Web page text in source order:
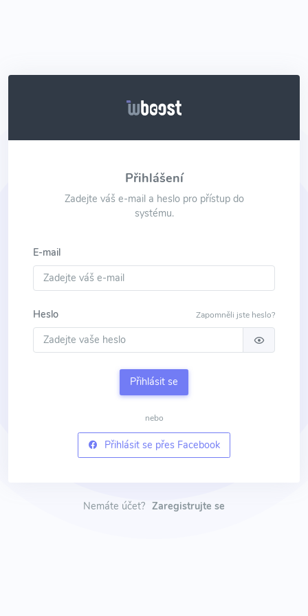
Přihlášení
Zadejte váš e-mail a heslo pro přístup do
systému.
E-mail
Zapomněli jste heslo?
Heslo
Přihlásit se
nebo
Přihlásit se přes Facebook
Nemáte účet? Zaregistrujte se